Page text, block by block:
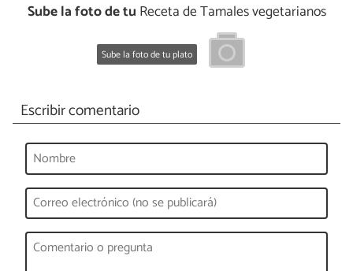
Sube la foto de tu Receta de Tamales vegetarianos
Sube la foto de tu plato
Escribir comentario